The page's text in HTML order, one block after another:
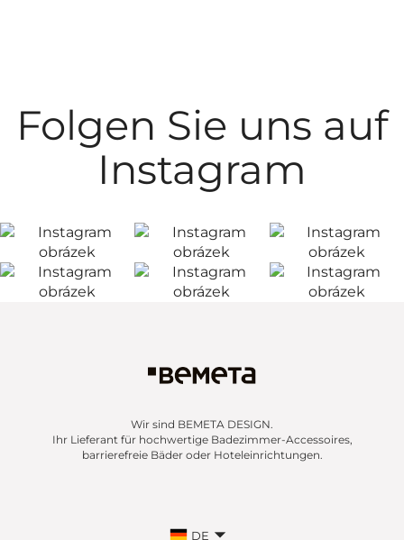
Folgen Sie uns auf
Instagram
Wir sind BEMETA DESIGN.
Ihr Lieferant für hochwertige Badezimmer-Accessoires,
barrierefreie Bäder oder Hoteleinrichtungen.
DE